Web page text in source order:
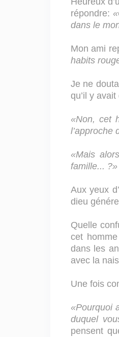
répondre:
dans le
Mon ami
habits
Je ne
qu’il y
«Non, cet
l’approche
«Mais
famille... ?»
Aux yeux
dieu
Quelle
cet
dans les
avec la
Une fois
«Pourquoi
duquel
pensent